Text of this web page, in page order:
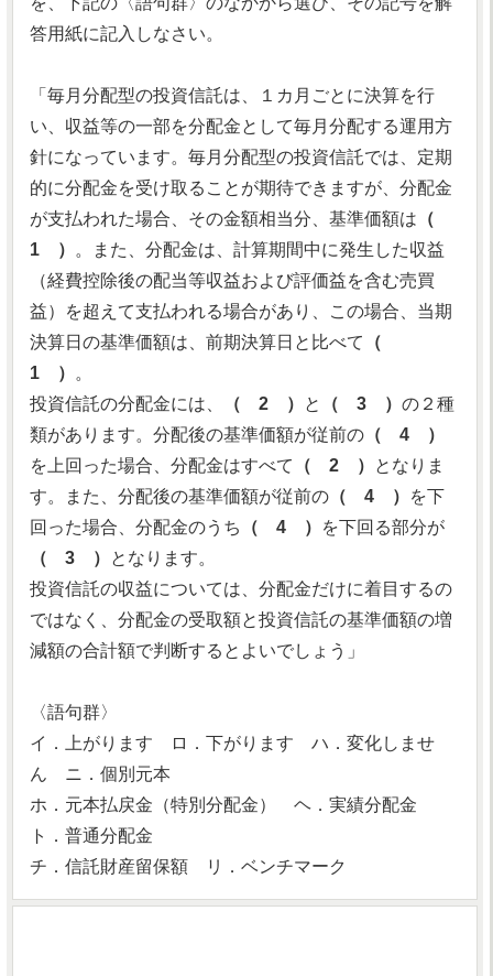
答用紙に記入しなさい。
「毎月分配型の投資信託は、１カ月ごとに決算を行
い、収益等の一部を分配金として毎月分配する運用方
針になっています。毎月分配型の投資信託では、定期
的に分配金を受け取ることが期待できますが、分配金
が支払われた場合、その金額相当分、基準価額は （
1 ）
。また、分配金は、計算期間中に発生した収益
（経費控除後の配当等収益および評価益を含む売買
益）を超えて支払われる場合があり、この場合、当期
決算日の基準価額は、前期決算日と比べて
（
1 ）
。
投資信託の分配金には、
（ 2 ） と （ 3 ） の２種
類があります。分配後の基準価額が従前の （ 4 ）
を上回った場合、分配金はすべて
（ 2 ）
となりま
す。また、分配後の基準価額が従前の （ 4 ）
を下
回った場合、分配金のうち
（ 4 ）
を下回る部分が
（ 3 ）
となります。
投資信託の収益については、分配金だけに着目するの
ではなく、分配金の受取額と投資信託の基準価額の増
減額の合計額で判断するとよいでしょう」
〈語句群〉
イ．上がります ロ．下がります ハ．変化しませ
ん ニ．個別元本
ホ．元本払戻金（特別分配金） ヘ．実績分配金
ト．普通分配金
チ．信託財産留保額 リ．ベンチマーク